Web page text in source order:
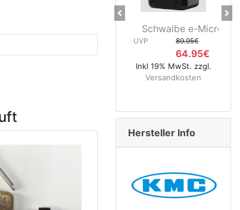
Schwalbe e-Micro Pumpe
89.95€
64.95€
Inkl 19% MwSt. zzgl.
Versandkosten
UVP
Inkl 19%
Previous
Hersteller Info